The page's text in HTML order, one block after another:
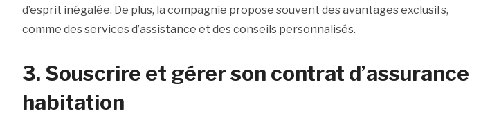
d’esprit inégalée. De plus, la compagnie propose souvent des avantages exclusifs,
comme des services d’assistance et des conseils personnalisés.
3. Souscrire et gérer son contrat d’assurance
habitation